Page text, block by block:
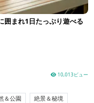
囲まれ1日たっぷり遊べる
10,013ビュー
＆公園
絶景＆秘境